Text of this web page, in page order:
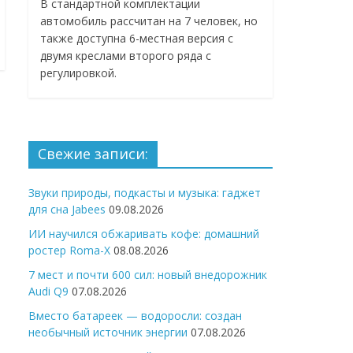
В стандартной комплектации
автомобиль рассчитан на 7 человек, но
также доступна 6-местная версия с
двумя креслами второго ряда с
регулировкой.
Свежие записи:
Звуки природы, подкасты и музыка: гаджет
для сна Jabees 09.08.2026
ИИ научился обжаривать кофе: домашний
ростер Roma-X 08.08.2026
7 мест и почти 600 сил: новый внедорожник
Audi Q9 07.08.2026
Вместо батареек — водоросли: создан
необычный источник энергии 07.08.2026